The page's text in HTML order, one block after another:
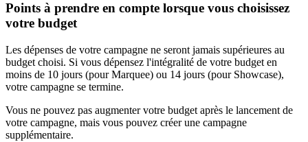
Points à prendre en compte lorsque vous choisissez
votre budget
Les dépenses de votre campagne ne seront jamais supérieures au
budget choisi. Si vous dépensez l'intégralité de votre budget en
moins de 10 jours (pour Marquee) ou 14 jours (pour Showcase),
votre campagne se termine.
Vous ne pouvez pas augmenter votre budget après le lancement de
votre campagne, mais vous pouvez créer une campagne
supplémentaire.